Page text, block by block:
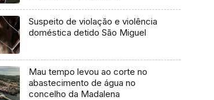
Suspeito de violação e violência
doméstica detido São Miguel
Mau tempo levou ao corte no
abastecimento de água no
concelho da Madalena